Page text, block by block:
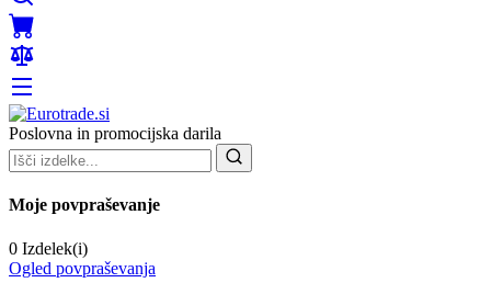
Poslovna in promocijska darila
Moje povpraševanje
0 Izdelek(i)
Ogled povpraševanja